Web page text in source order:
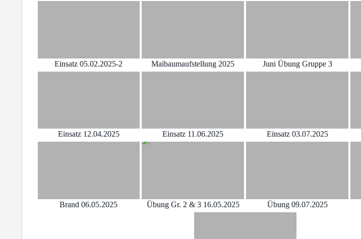
Einsatz 05.02.2025-2 Maibaumaufstellung 2025 Juni Übung Gruppe 3
Einsatz 12.04.2025 Einsatz 11.06.2025 Einsatz 03.07.2025
Brand 06.05.2025 Übung Gr. 2 & 3 16.05.2025 Übung 09.07.2025